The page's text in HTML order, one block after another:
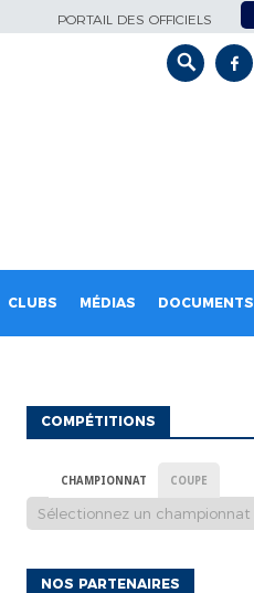
PORTAIL DES OFFICIELS
CLUBS MÉDIAS DOCUMENTS
COMPÉTITIONS
CHAMPIONNAT COUPE
NOS PARTENAIRES